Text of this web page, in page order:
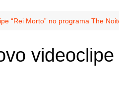
Groove Metal
Alternative Metal
“Rei Morto” no programa The